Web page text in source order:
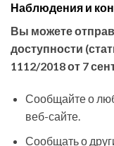
Наблюдения и
Вы можете
доступности
1112/2018 от 7
Сообщайте о
веб-сайте.
Сообщать о